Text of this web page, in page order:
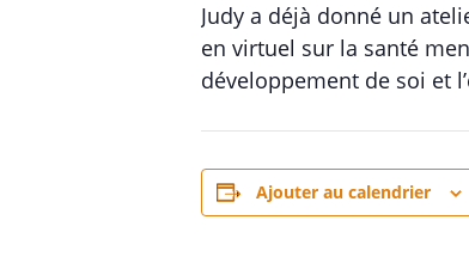
Judy a déjà donné un
en virtuel sur la santé
développement de soi et
Ajouter au calendrier